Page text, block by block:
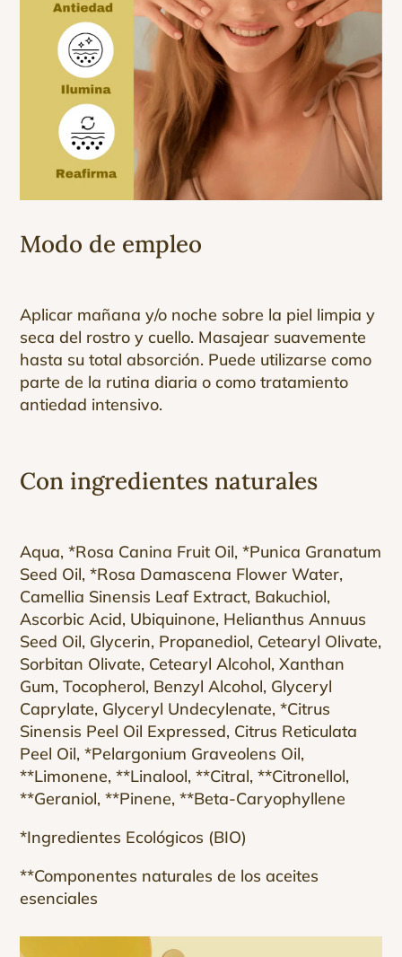
Modo de empleo
Aplicar mañana y/o noche sobre la piel limpia y
seca del rostro y cuello. Masajear suavemente
hasta su total absorción. Puede utilizarse como
parte de la rutina diaria o como tratamiento
antiedad intensivo.
Con ingredientes naturales
Aqua, *Rosa Canina Fruit Oil, *Punica Granatum
Seed Oil, *Rosa Damascena Flower Water,
Camellia Sinensis Leaf Extract, Bakuchiol,
Ascorbic Acid, Ubiquinone, Helianthus Annuus
Seed Oil, Glycerin, Propanediol, Cetearyl Olivate,
Sorbitan Olivate, Cetearyl Alcohol, Xanthan
Gum, Tocopherol, Benzyl Alcohol, Glyceryl
Caprylate, Glyceryl Undecylenate, *Citrus
Sinensis Peel Oil Expressed, Citrus Reticulata
Peel Oil, *Pelargonium Graveolens Oil,
**Limonene, **Linalool, **Citral, **Citronellol,
**Geraniol, **Pinene, **Beta-Caryophyllene
*Ingredientes Ecológicos (BIO)
**Componentes naturales de los aceites
esenciales